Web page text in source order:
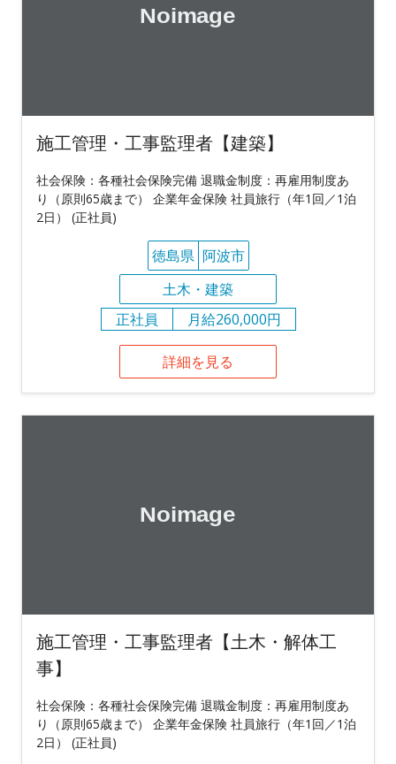
施工管理・工事監理者【建築】
社会保険：各種社会保険完備 退職金制度：再雇用制度あ
り（原則65歳まで） 企業年金保険 社員旅行（年1回／1泊
2日） (正社員)
徳島県 阿波市
土木・建築
正社員
月給260,000円
詳細を見る
施工管理・工事監理者【土木・解体工
事】
社会保険：各種社会保険完備 退職金制度：再雇用制度あ
り（原則65歳まで） 企業年金保険 社員旅行（年1回／1泊
2日） (正社員)